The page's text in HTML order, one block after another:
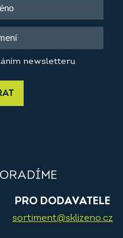
newsletteru
PRO DODAVATELE
sortiment@sklizeno.cz